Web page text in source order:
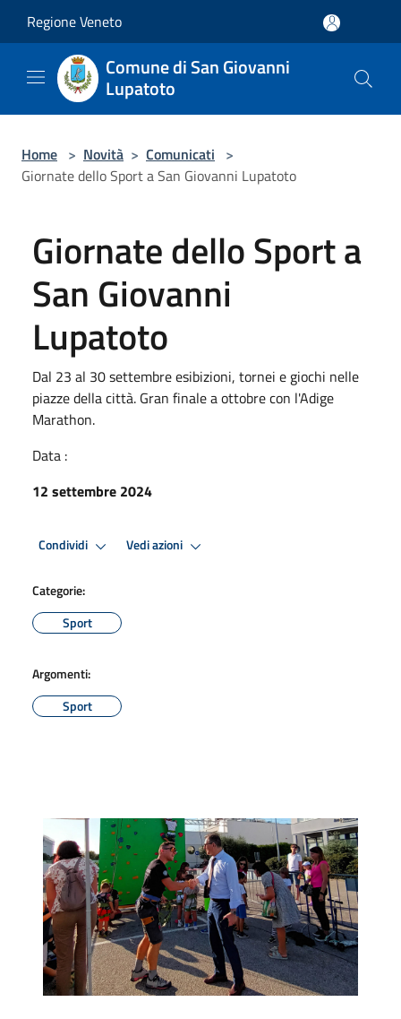
Regione Veneto
Comune di San Giovanni
Lupatoto
Home > Novità > Comunicati >
Giornate dello Sport a San Giovanni Lupatoto
Giornate dello Sport a
San Giovanni
Lupatoto
Dal 23 al 30 settembre esibizioni, tornei e giochi nelle
piazze della città. Gran finale a ottobre con l'Adige
Marathon.
Data :
12 settembre 2024
Condividi Vedi azioni
Categorie:
Sport
Argomenti:
Sport